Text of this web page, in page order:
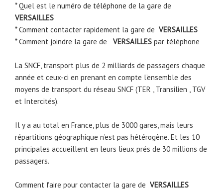
* Quel est le numéro de téléphone de la gare de
VERSAILLES
* Comment contacter rapidement la gare de VERSAILLES
* Comment joindre la gare de
VERSAILLES par téléphone
La SNCF , transport plus de 2 milliards de passagers chaque
année et ceux-ci en prenant en compte l’ensemble des
moyens de transport du réseau SNCF (TER , Transilien , TGV
et Intercités).
Il y a au total en France, plus de 3000 gares, mais leurs
répartitions géographique n’est pas hétérogène. Et les 10
principales accueillent en leurs lieux prés de 30 millions de
passagers.
Comment faire pour contacter la gare de VERSAILLES